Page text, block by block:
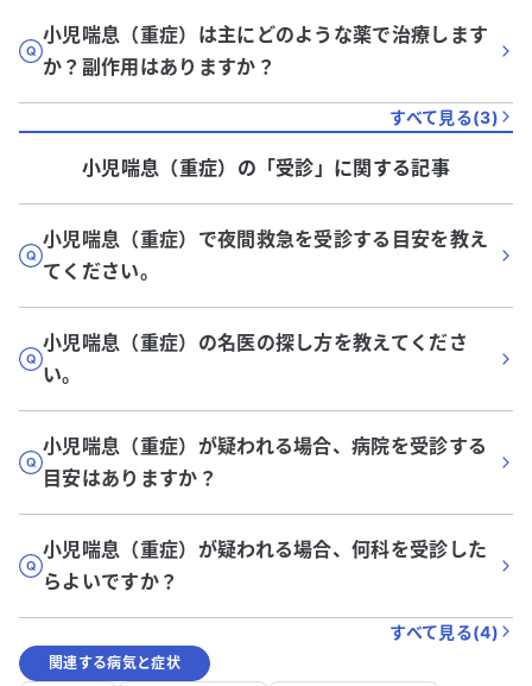
小児喘息（重症）は主にどのような薬で治療します
か？副作用はありますか？
すべて見る(3)
小児喘息（重症） の「受診 」に関する記事
小児喘息（重症）で夜間救急を受診する目安を教え
てください。
小児喘息（重症）の名医の探し方を教えてくださ
い。
小児喘息（重症）が疑われる場合、病院を受診する
目安はありますか？
小児喘息（重症）が疑われる場合、何科を受診した
らよいですか？
すべて見る(4)
関連する病気と症状